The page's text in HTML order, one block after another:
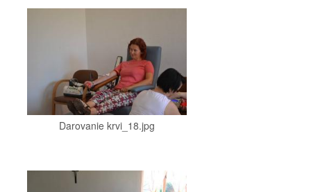
Darovanie krvi_18.jpg